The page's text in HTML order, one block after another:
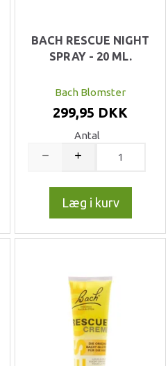
BACH RESCUE NIGHT
SPRAY - 20 ML.
Bach Blomster
299,95 DKK
Antal
Læg i kurv